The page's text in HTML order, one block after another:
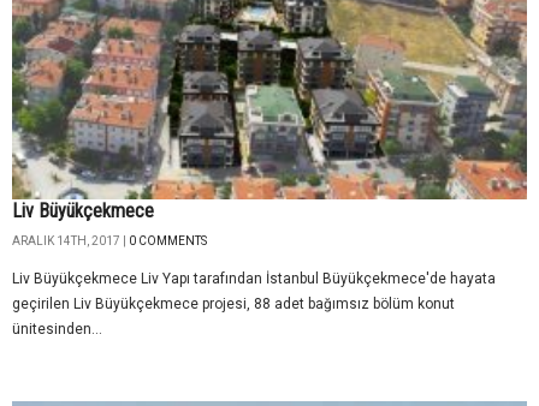
Liv Büyükçekmece
ARALIK 14TH, 2017 | 0 COMMENTS
Liv Büyükçekmece Liv Yapı tarafından İstanbul Büyükçekmece'de hayata
geçirilen Liv Büyükçekmece projesi, 88 adet bağımsız bölüm konut
ünitesinden...